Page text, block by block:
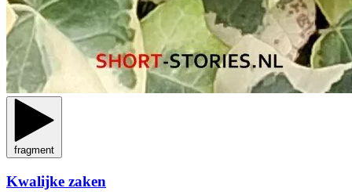
fragment
Kwalijke zaken